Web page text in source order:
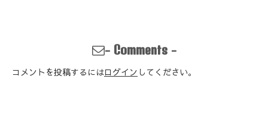
- Comments-
コメントを投稿するにはログイン してください。